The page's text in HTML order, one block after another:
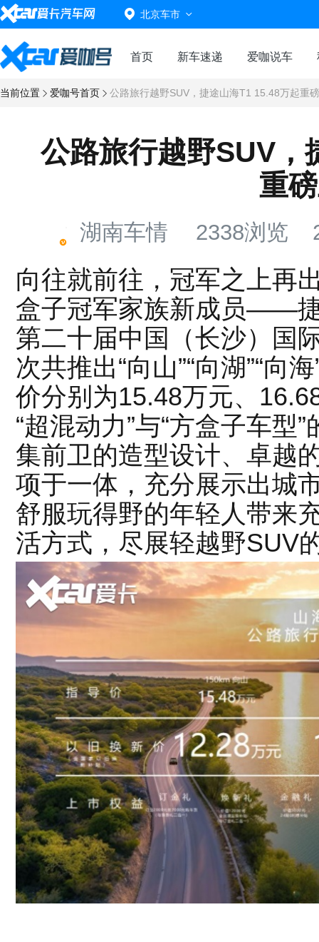
北京车市
首页 新车速递 爱咖说车
当前位置 爱咖号首页 公路旅行越野SUV，捷途山海T1 15.48万起重
公路旅行越野SUV，
重
湖南车情 2338浏览
向往就前往，冠军之上再
盒子冠军家族新成员——捷
第二十届中国（长沙）国
次共推出“向山”“向湖”“向
价分别为15.48万元、
“超混动力”与“方盒子车型
集前卫的造型设计、卓越
项于一体，充分展示出城
舒服玩得野的年轻人带来
活方式，尽展轻越野SUV